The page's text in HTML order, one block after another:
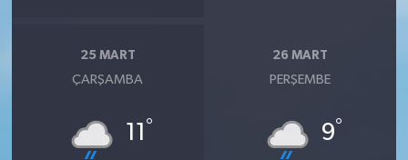
25 MART
ÇARŞAMBA
11 °
26 MART
PERŞEMBE
9°